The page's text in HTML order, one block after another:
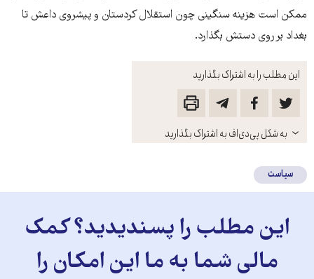
این مطلب را به اشتراک بگذارید
باز
کنید
به شکل پی‌دی‌اف به اشتراک بگذارید
ممکن است هزینه سنگینی چون استقلال کردستان و پیشروی داعش تا
بغداد بر روی دستش بگذارد.
سیاست
این مطلب را پسندیدید؟ کمک
مالی شما به ما این امکان را